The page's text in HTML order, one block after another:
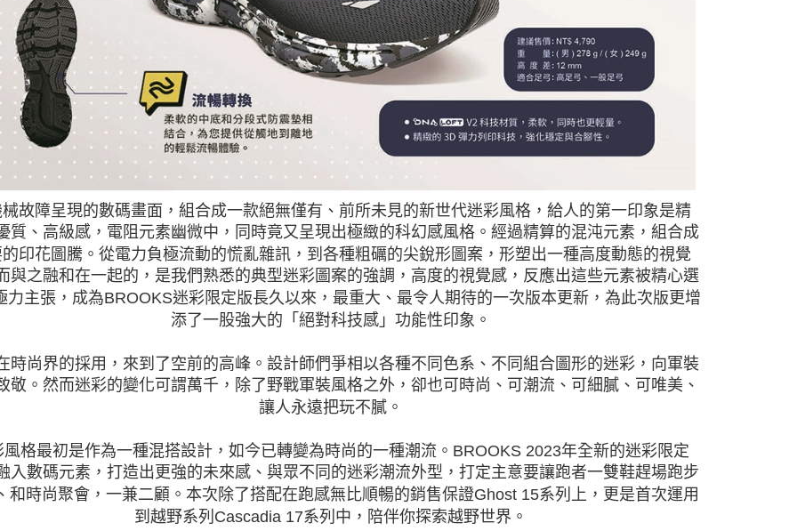
故障呈現的數碼畫面，組合成一款絕無僅有、前所未見的新世代迷彩風格，給人的第一印象是精
質、高級感，電阻元素幽微中，同時竟又呈現出極緻的科幻感風格。經過精算的混沌元素，組合成
印花圖騰。從電力負極流動的慌亂雜訊，到各種粗礪的尖銳形圖案，形塑出一種高度動態的視覺
與之融和在一起的，是我們熟悉的典型迷彩圖案的強調，高度的視覺感，反應出這些元素被精心選
力主張，成為BROOKS迷彩限定版長久以來，最重大、最令人期待的一次版本更新，為此次版更增
添了一股強大的「絕對科技感」功能性印象。
時尚界的採用，來到了空前的高峰。設計師們爭相以各種不同色系、不同組合圖形的迷彩，向軍裝
敬。然而迷彩的變化可謂萬千，除了野戰軍裝風格之外，卻也可時尚、可潮流、可細膩、可唯美、
讓人永遠把玩不膩。
風格最初是作為一種混搭設計，如今已轉變為時尚的一種潮流。BROOKS 2023年全新的迷彩限定
入數碼元素，打造出更強的未來感、與眾不同的迷彩潮流外型，打定主意要讓跑者一雙鞋趕場跑步
和時尚聚會，一兼二顧。本次除了搭配在跑感無比順暢的銷售保證Ghost 15系列上，更是首次運用
到越野系列Cascadia 17系列中，陪伴你探索越野世界。